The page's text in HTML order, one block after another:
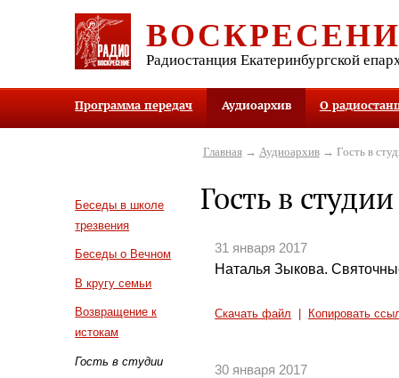
Радиостанция Екатеринбургской
Программа передач Аудиоархив О
Беседы в школе
трезвения
Беседы о Вечном
В кругу семьи
Возвращение к
истокам
Гость в студии
Главная→ Аудиоархив→ Гость в
Гость в студии
31 января 2017
Наталья Зыкова.
Скачать файл Копировать
30 января 2017